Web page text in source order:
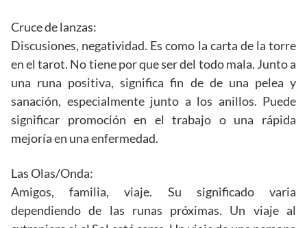
Cruce de lanzas:
Discusiones, negatividad. Es como la carta de la torre
en el tarot. No tiene por que ser del todo mala. Junto a
una runa positiva, significa fin de de una pelea y
sanación, especialmente junto a los anillos. Puede
significar promoción en el trabajo o una rápida
mejoría en una enfermedad.
Las Olas/Onda:
Amigos, familia, viaje. Su significado varia
dependiendo de las runas próximas. Un viaje al